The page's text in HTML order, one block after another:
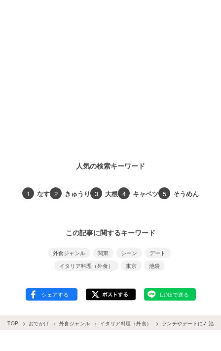
人気の検索キーワード
1 なす 2 きゅうり 3 大根 4 キャベツ 5 そうめん
この記事に関するキーワード
外食ジャンル 関東 シーン
デート
イタリア料理（外食）
東京 池袋
TOP おでかけ 外食ジャンル イタリア料理（外食） ランチやデートに♪ 池